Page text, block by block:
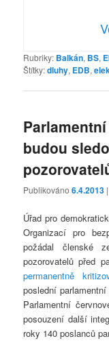
Rubriky: Balkán, BS,
Štítky:dluhy, EDB,
budou
Publikováno6.4.2013
Úřad pro
Organizací pro
požádal členské
pozorovatelů před
permanentně
poslední
Parlamentní
posouzení další
roky 140 poslanců